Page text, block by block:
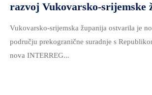
razvoj Vukovarsko-srijemske
Vukovarsko-srijemska županija ostvarila je
području prekogranične suradnje s
nova INTERREG...